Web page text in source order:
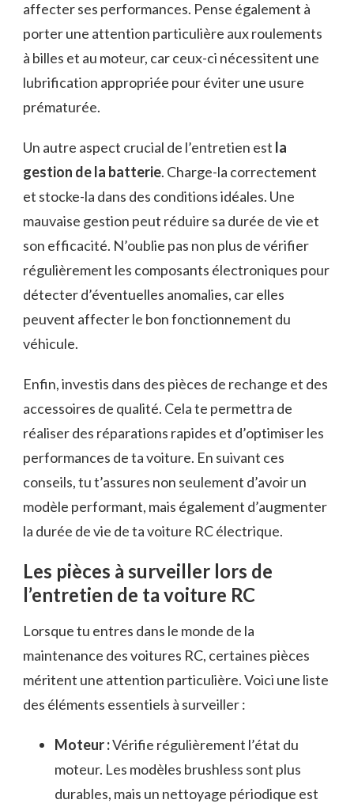
affecter ses performances. Pense également à
porter une attention particulière aux roulements
à billes et au moteur, car ceux-ci nécessitent une
lubrification appropriée pour éviter une usure
prématurée.
Un autre aspect crucial de l’entretien est la
gestion de la batterie. Charge-la correctement
et stocke-la dans des conditions idéales. Une
mauvaise gestion peut réduire sa durée de vie et
son efficacité. N’oublie pas non plus de vérifier
régulièrement les composants électroniques pour
détecter d’éventuelles anomalies, car elles
peuvent affecter le bon fonctionnement du
véhicule.
Enfin, investis dans des pièces de rechange et des
accessoires de qualité. Cela te permettra de
réaliser des réparations rapides et d’optimiser les
performances de ta voiture. En suivant ces
conseils, tu t’assures non seulement d’avoir un
modèle performant, mais également d’augmenter
la durée de vie de ta voiture RC électrique.
Les pièces à surveiller lors de
l’entretien de ta voiture RC
Lorsque tu entres dans le monde de la
maintenance des voitures RC, certaines pièces
méritent une attention particulière. Voici une liste
des éléments essentiels à surveiller :
Moteur :Vérifie régulièrement l’état du
moteur. Les modèles brushless sont plus
durables, mais un nettoyage périodique est